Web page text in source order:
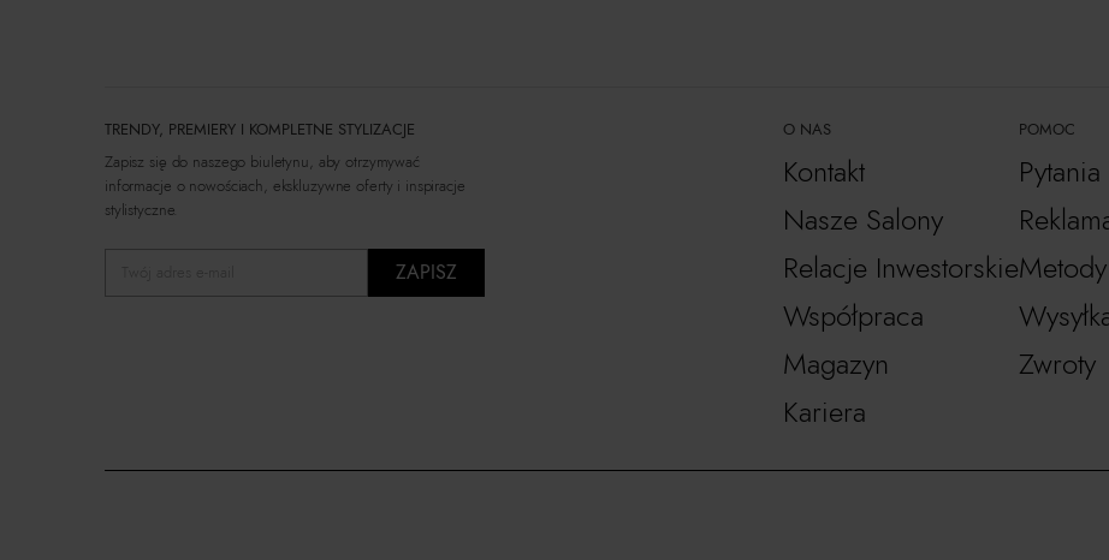
TRENDY, PREMIERY I KOMPLETNE STYLIZACJE
Zapisz się do naszego biuletynu, aby otrzymywać
informacje o nowościach, ekskluzywne oferty i inspiracje
stylistyczne.
ZAPISZ
O NAS
Kontakt
Nasze Salony
Relacje Inwestorskie
Współpraca
Magazyn
Kariera
POMOC
Zwroty